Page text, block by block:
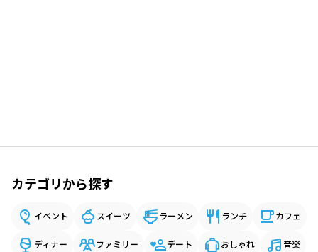
カテゴリから探す
イベント スイーツ ラーメン ランチ カフェ
ディナー ファミリー デート おしゃれ 音楽